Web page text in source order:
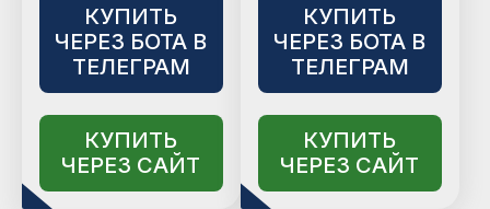
КУПИТЬ
ЧЕРЕЗ БОТА В
ТЕЛЕГРАМ
КУПИТЬ
ЧЕРЕЗ САЙТ
КУПИТЬ
ЧЕРЕЗ БОТА В
ТЕЛЕГРАМ
КУПИТЬ
ЧЕРЕЗ САЙТ